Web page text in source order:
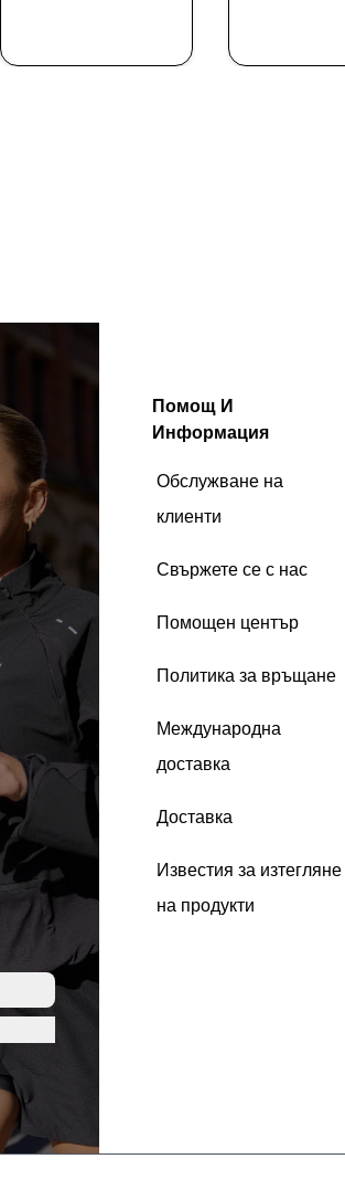
Помощ И
Информация
Обслужване на
клиенти
Свържете се с нас
Помощен център
Политика за връщане
Международна
доставка
Доставка
Известия за изтегляне
на продукти